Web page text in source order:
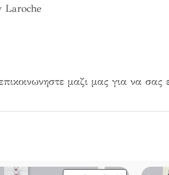
Laroche
μαζι μας για να σας